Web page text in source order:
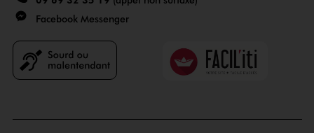
Facebook Messenger
Faciliti